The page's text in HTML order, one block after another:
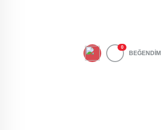
0
BEĞENDİM